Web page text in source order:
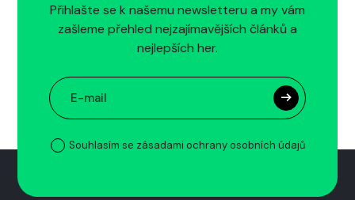
Přihlašte se k našemu newsletteru a my vám
zašleme přehled nejzajímavějších článků a
nejlepších her.
Souhlasím se zásadami ochrany osobních údajů